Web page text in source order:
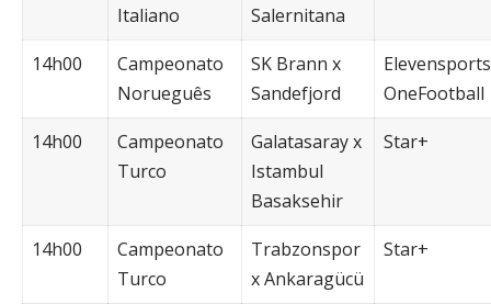
Italiano
Salernitana
14h00
Campeonato
Norueguês
SK Brann x
Sandefjord
OneFootball
14h00
Campeonato
Turco
Galatasaray x
Istambul
Basaksehir
Star+
14h00
Campeonato
Turco
Trabzonspor
x Ankaragücü
Star+